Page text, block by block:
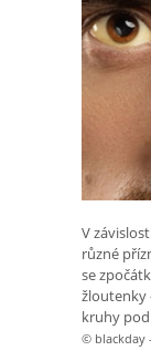
V
různé
se
žloutenky
kruhy
© blackday